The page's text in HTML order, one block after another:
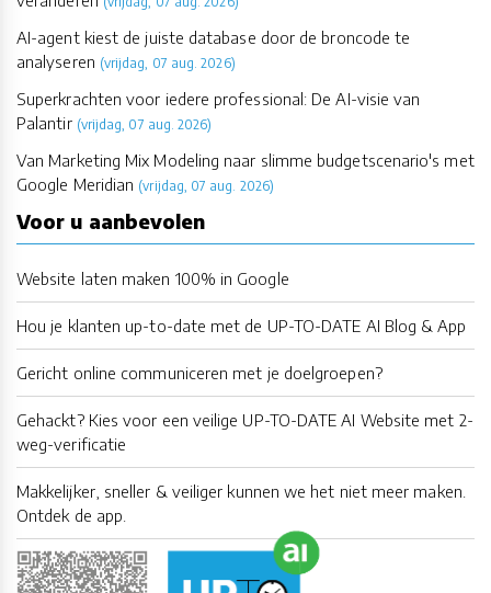
AI-agent kiest de juiste database door de broncode te
analyseren (vrijdag, 07 aug. 2026)
Superkrachten voor iedere professional: De AI-visie van
Palantir (vrijdag, 07 aug. 2026)
Van Marketing Mix Modeling naar slimme budgetscenario's met
Google Meridian (vrijdag, 07 aug. 2026)
Voor u aanbevolen
Website laten maken 100% in Google
Hou je klanten up-to-date met de UP-TO-DATE AI Blog & App
Gericht online communiceren met je doelgroepen?
Gehackt? Kies voor een veilige UP-TO-DATE AI Website met 2-
weg-verificatie
Makkelijker, sneller & veiliger kunnen we het niet meer maken.
Ontdek de app.